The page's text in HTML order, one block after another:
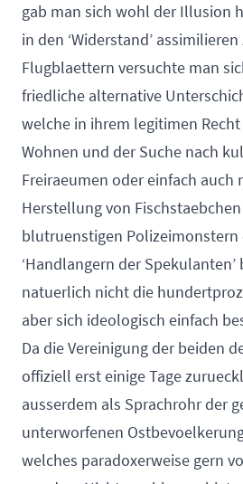
gab man sich wohl der Illusion
in den ‘Widerstand’
Flugblaettern versuchte man
friedliche alternative
welche in ihrem legitimen
Wohnen und der Suche nach
Freiraeumen oder einfach auch
Herstellung von
blutruenstigen Polizeimonstern
‘Handlangern der
natuerlich nicht die
aber sich ideologisch einfach
Da die Vereinigung der beiden
offiziell erst einige Tage
ausserdem als Sprachrohr der
unterworfenen
welches paradoxerweise gern